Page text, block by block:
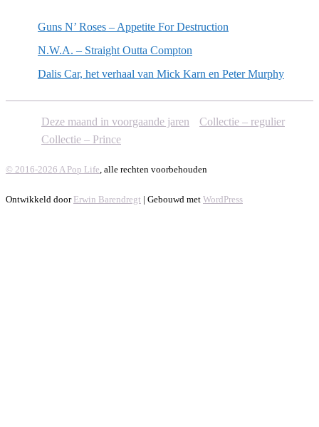
Guns N’ Roses – Appetite For Destruction
N.W.A. – Straight Outta Compton
Dalis Car, het verhaal van Mick Karn en Peter Murphy
Deze maand in voorgaande jaren
Collectie – regulier
Collectie – Prince
© 2016-2026 A Pop Life , alle rechten voorbehouden
Ontwikkeld door Erwin Barendregt | Gebouwd met WordPress